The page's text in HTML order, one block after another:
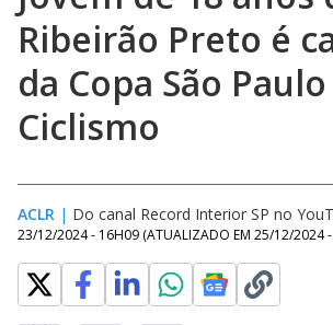
Ribeirão Preto é
da Copa São
Ciclismo
ACLR | Do canal Record Interior SP no
23/12/2024 - 16H09 (ATUALIZADO EM 25/12/2024